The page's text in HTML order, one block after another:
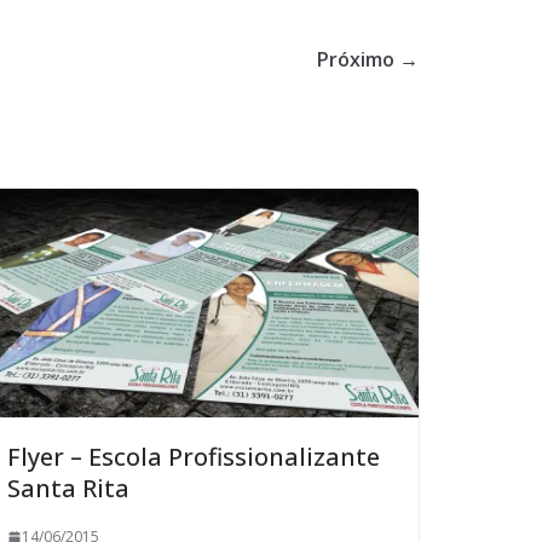
Próximo →
Flyer – Escola Profissionalizante
Santa Rita
14/06/2015